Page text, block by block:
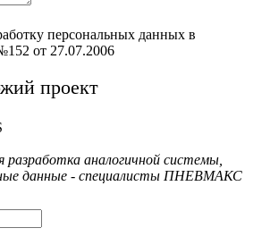
персональных данных в
от 27.07.2006
проект
аналогичной системы,
данные - специалисты ПНЕВМАКС